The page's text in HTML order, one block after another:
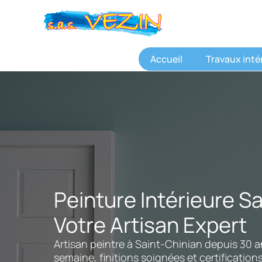
Accueil Travaux
Peinture Intérieure
Votre Artisan Expert
Artisan peintre à Saint-Chinian depuis 30
semaine, finitions soignées et certifications